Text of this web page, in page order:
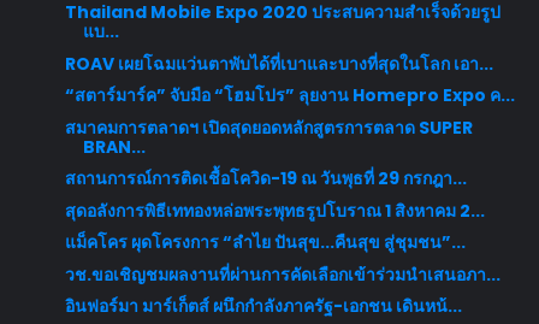
Thailand Mobile Expo 2020 ประสบความสำเร็จด้วยรูป
แบ...
ROAV เผยโฉมแว่นตาพับได้ที่เบาและบางที่สุดในโลก เอา...
“สตาร์มาร์ค” จับมือ “โฮมโปร” ลุยงาน Homepro Expo ค...
สมาคมการตลาดฯ เปิดสุดยอดหลักสูตรการตลาด SUPER
BRAN...
สถานการณ์การติดเชื้อโควิด-19 ณ วันพุธที่ 29 กรกฎา...
สุดอลังการพิธีเททองหล่อพระพุทธรูปโบราณ 1 สิงหาคม 2...
แม็คโคร ผุดโครงการ “ลำไย ปันสุข...คืนสุข สู่ชุมชน”...
วช.ขอเชิญชมผลงานที่ผ่านการคัดเลือกเข้าร่วมนำเสนอภา...
อินฟอร์มา มาร์เก็ตส์ ผนึกกำลังภาครัฐ-เอกชน เดินหน้...